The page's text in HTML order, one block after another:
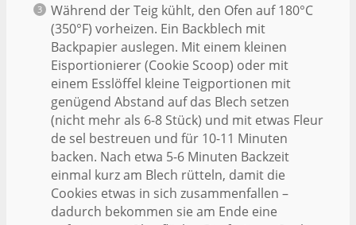
Während der Teig kühlt, den Ofen auf 180°C
(350°F) vorheizen. Ein Backblech mit
Backpapier auslegen. Mit einem kleinen
Eisportionierer (Cookie Scoop) oder mit
einem Esslöffel kleine Teigportionen mit
genügend Abstand auf das Blech setzen
(nicht mehr als 6-8 Stück) und mit etwas Fleur
de sel bestreuen und für 10-11 Minuten
backen. Nach etwa 5-6 Minuten Backzeit
einmal kurz am Blech rütteln, damit die
Cookies etwas in sich zusammenfallen –
dadurch bekommen sie am Ende eine